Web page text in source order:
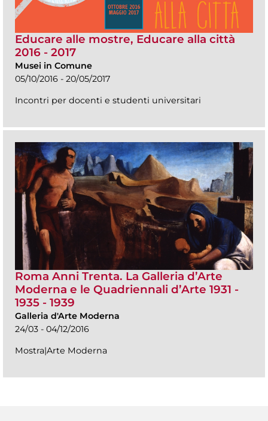
Educare alle mostre, Educare alla città
2016 - 2017
Musei in Comune
05/10/2016 - 20/05/2017
Incontri per docenti e studenti universitari
Roma Anni Trenta. La Galleria d’Arte
Moderna e le Quadriennali d’Arte 1931 -
1935 - 1939
Galleria d'Arte Moderna
24/03 - 04/12/2016
Mostra|Arte Moderna